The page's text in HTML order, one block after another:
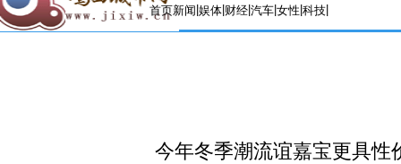
首页新闻 娱体 财经 汽车 女性 科技
今年冬季潮流谊嘉宝更具性